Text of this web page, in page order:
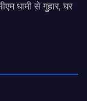
धामी से गुहार, घर